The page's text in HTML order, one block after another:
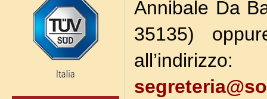
Annibale Da
35135)
all’indirizzo: